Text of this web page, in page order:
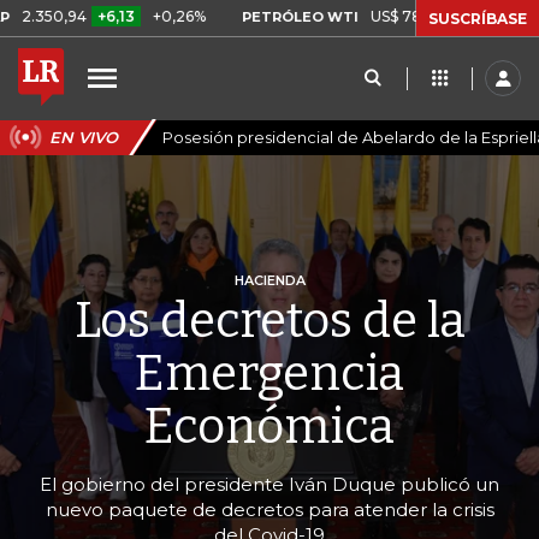
+6,13 +0,26% PETRÓLEO WTI US$ 78,01 US$ 2,92 +3,89%
SUSCRÍBASE
EN VIVO Posesión presidencial de Abelardo de la
HACIENDA
Los decretos de la
Emergencia
Económica
El gobierno del presidente Iván Duque publicó un
nuevo paquete de decretos para atender la crisis